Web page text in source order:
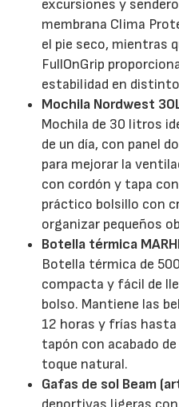
excursiones y
membrana Clima
el pie seco, mientras
FullOnGrip
estabilidad en
Mochila Nordwest
Mochila de 30 litros
de un día, con panel
para mejorar la
con cordón y tapa
práctico bolsillo con
organizar pequeños
Botella térmica
Botella térmica de
compacta y fácil de
bolso. Mantiene las
12 horas y frías
tapón con acabado
toque natural.
Gafas de sol Beam